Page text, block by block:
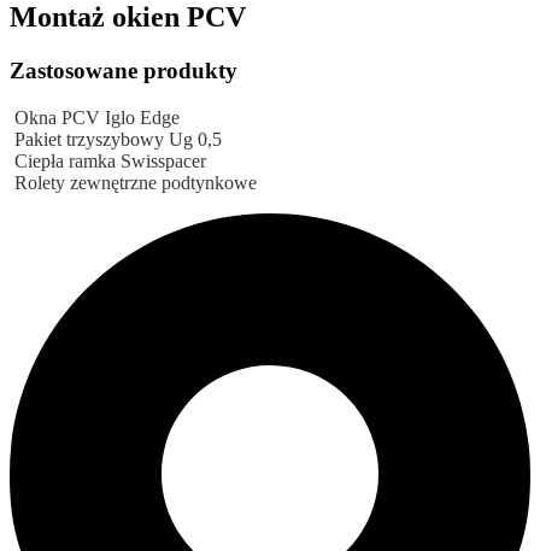
Montaż okien PCV
Zastosowane produkty
Okna PCV Iglo Edge
Pakiet trzyszybowy Ug 0,5
Ciepła ramka Swisspacer
Rolety zewnętrzne podtynkowe